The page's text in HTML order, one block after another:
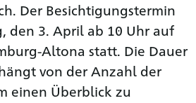
Der Besichtigungstermin
den 3. April ab 10 Uhr auf
Altona statt. Die Dauer
von der Anzahl der
einen Überblick zu